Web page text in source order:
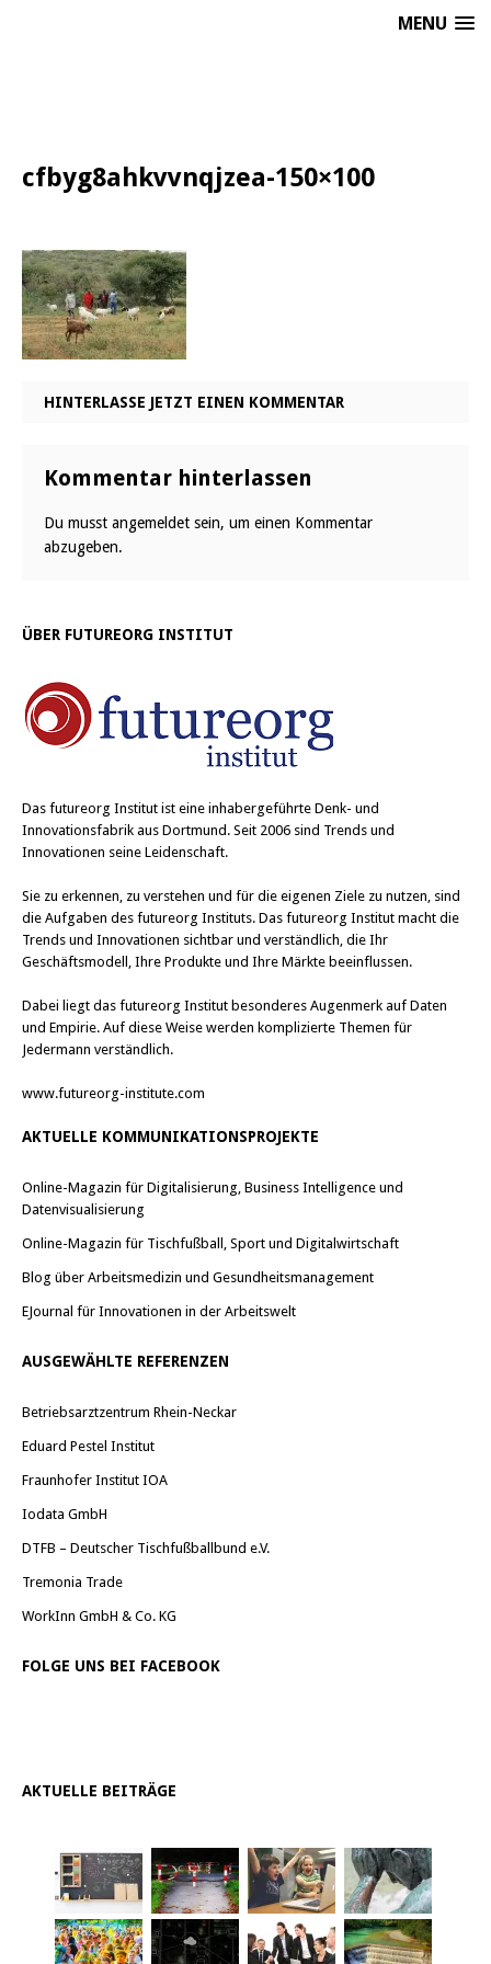
MENU
cfbyg8ahkvvnqjzea-150×100
HINTERLASSE JETZT EINEN KOMMENTAR
Kommentar hinterlassen
Du musst angemeldet sein, um einen Kommentar
abzugeben.
ÜBER FUTUREORG INSTITUT
Das futureorg Institut ist eine inhabergeführte Denk- und
Innovationsfabrik aus Dortmund. Seit 2006 sind Trends und
Innovationen seine Leidenschaft.
Sie zu erkennen, zu verstehen und für die eigenen Ziele zu nutzen, sind
die Aufgaben des futureorg Instituts. Das futureorg Institut macht die
Trends und Innovationen sichtbar und verständlich, die Ihr
Geschäftsmodell, Ihre Produkte und Ihre Märkte beeinflussen.
Dabei liegt das futureorg Institut besonderes Augenmerk auf Daten
und Empirie. Auf diese Weise werden komplizierte Themen für
Jedermann verständlich.
www.futureorg-institute.com
AKTUELLE KOMMUNIKATIONSPROJEKTE
Online-Magazin für Digitalisierung, Business Intelligence und
Datenvisualisierung
Online-Magazin für Tischfußball, Sport und Digitalwirtschaft
Blog über Arbeitsmedizin und Gesundheitsmanagement
EJournal für Innovationen in der Arbeitswelt
AUSGEWÄHLTE REFERENZEN
Betriebsarztzentrum Rhein-Neckar
Eduard Pestel Institut
Fraunhofer Institut IOA
Iodata GmbH
DTFB – Deutscher Tischfußballbund e.V.
Tremonia Trade
WorkInn GmbH & Co. KG
FOLGE UNS BEI FACEBOOK
AKTUELLE BEITRÄGE